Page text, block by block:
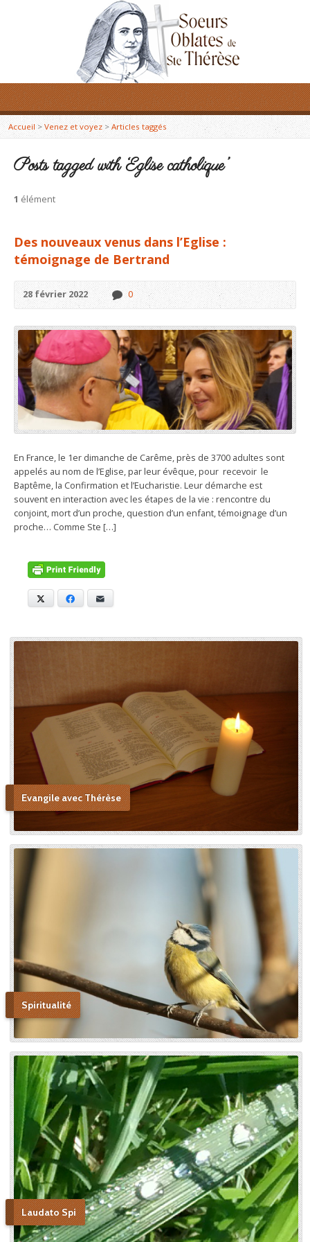
Accueil> Venez et voyez > Articles taggés
Posts tagged with ‘Eglise catholique’
1 élément
Des nouveaux venus dans l’Eglise :
témoignage de Bertrand
28 février 2022 0
En France, le 1er dimanche de Carême, près de 3700 adultes sont
appelés au nom de l’Eglise, par leur évêque, pour recevoir le
Baptême, la Confirmation et l’Eucharistie. Leur démarche est
souvent en interaction avec les étapes de la vie : rencontre du
conjoint, mort d’un proche, question d’un enfant, témoignage d’un
proche… Comme Ste […]
Facebook
Evangile avec Thérèse
Spiritualité
Laudato Spi